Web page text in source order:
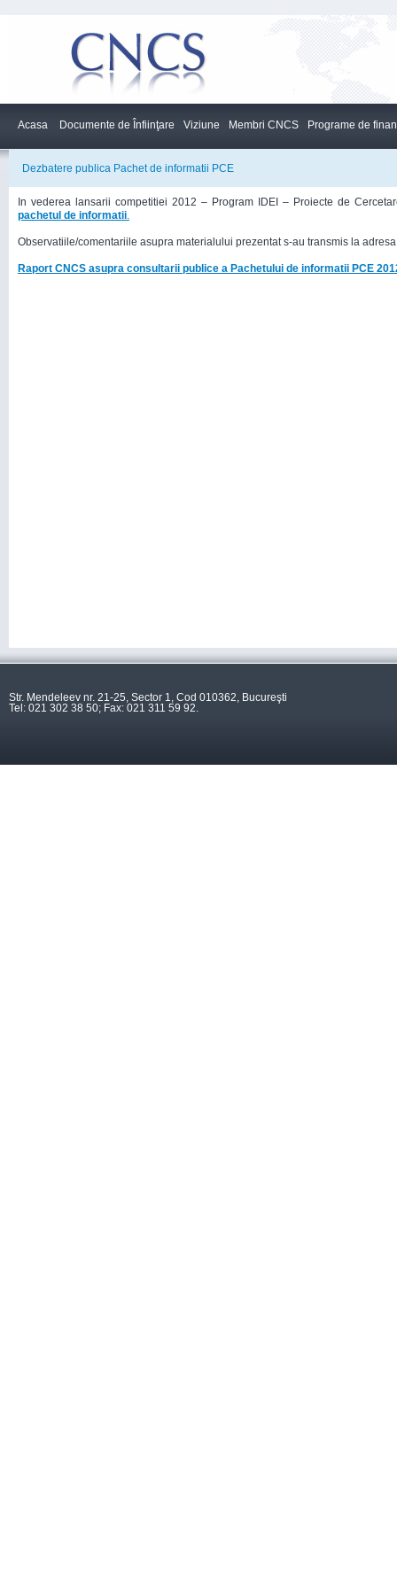
Acasa Documente de Înfiinţare Viziune Membri CNCS Programe de
Dezbatere publica Pachet de informatii PCE
In vederea lansarii competitiei 2012 – Program IDEI – Proiecte de
pachetul de informatii.
Observatiile/comentariile asupra materialului prezentat s-au transmis la
Raport CNCS asupra consultarii publice a Pachetului de informatii PCE
Str. Mendeleev nr. 21-25, Sector 1, Cod 010362, Bucureşti
Tel: 021 302 38 50; Fax: 021 311 59 92.